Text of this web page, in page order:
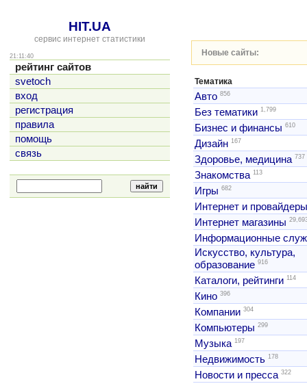
HIT.UA
сервис интернет статистики
21:11:40
рейтинг сайтов
svetoch
вход
регистрация
правила
помощь
связь
Новые сайты:
Тематика
Авто 856
Без тематики 1,799
Бизнес и финансы 610
Дизайн 167
Здоровье, медицина 737
Знакомства 113
Игры 682
Интернет и провайдеры
Интернет магазины
Информационные
Искусство, культура,
образование 916
Каталоги, рейтинги 114
Кино 396
Компании 304
Компьютеры 299
Музыка 197
Недвижимость 178
Новости и пресса 322